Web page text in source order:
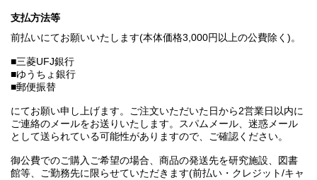
支払方法等
前払いにてお願いいたします(本体価格3,000円以上の公費除く)。
■三菱UFJ銀行
■ゆうちょ銀行
■郵便振替
にてお願い申し上げます。ご注文いただいた日から2営業日以内に
ご連絡のメールをお送りいたします。スパムメール、迷惑メール
として送られている可能性がありますので、ご確認ください。
御公費でのご購入ご希望の場合、商品の発送先を研究施設、図書
館等、ご勤務先に限らせていただきます(前払い・クレジット/キャ